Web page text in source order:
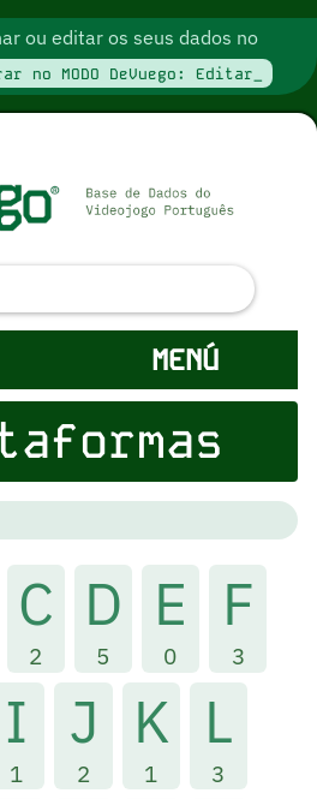
ou editar os seus dados no
no MODO DeVuego: Editar_
MENÚ
C
2
D
5
E
0
F
3
I
1
J
2
K
1
L
3